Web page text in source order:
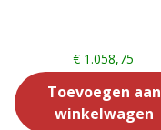
€1.058,75
Toevoegen aan
winkelwagen